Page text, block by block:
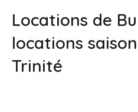
Locations de
locations
Trinité